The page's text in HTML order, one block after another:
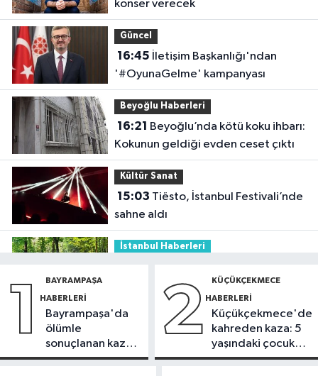
konser verecek
Güncel
16:45
'#OyunaGelme' kampanyası
Beyoğlu Haberleri
16:21
Kokunun geldiği evden ceset çıktı
Kültür Sanat
15:03
sahne aldı
İstanbul Haberleri
alarmı: Ekipler harekete geçti
Güncel
yasaklandı
1 BAYRAMPAŞA
HABERLERI
Bayrampaşa'da
ölümle
sonuçlanan kaza:
Sürücü
2 KÜÇÜKÇEKMECE
HABERLERI
Küçükçekmece'de
kahreden kaza: 5
yaşındaki çocuk
yoğun bakımda